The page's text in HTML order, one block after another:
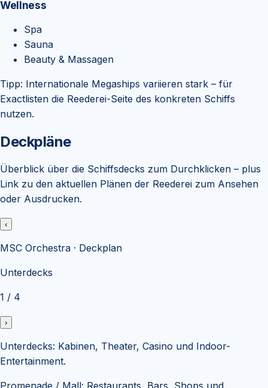
Wellness
Spa
Sauna
Beauty & Massagen
Tipp: Internationale Megaships variieren stark – für
Exactlisten die Reederei-Seite des konkreten Schiffs
nutzen.
Deckpläne
Überblick über die Schiffsdecks zum Durchklicken – plus
Link zu den aktuellen Plänen der Reederei zum Ansehen
oder Ausdrucken.
‹
MSC Orchestra · Deckplan
Unterdecks
1 / 4
›
Unterdecks: Kabinen, Theater, Casino und Indoor-
Entertainment.
Promenade / Mall: Restaurants, Bars, Shops und